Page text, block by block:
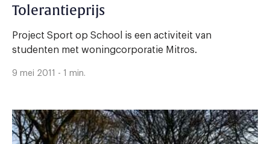
Tolerantieprijs
Project Sport op School is een activiteit van
studenten met woningcorporatie Mitros.
9 mei 2011 - 1 min.